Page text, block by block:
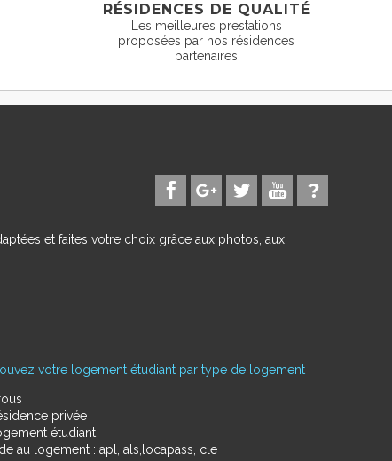
RÉSIDENCES DE QUALITÉ
Les meilleures prestations
proposées par nos résidences
partenaires
et faites votre choix grâce aux photos, aux
votre logement étudiant par type de logement
privée
étudiant
au logement : apl, als,locapass, cle